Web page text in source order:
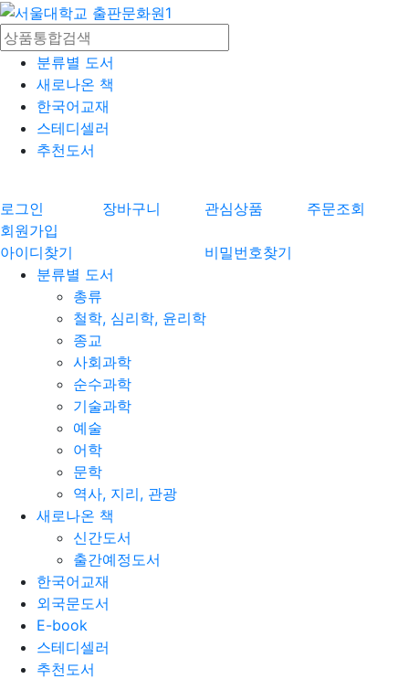
분류별 도서
새로나온 책
한국어교재
스테디셀러
추천도서
로그인 장바구니 관심상품
주문조회
회원가입
아이디찾기
비밀번호찾기
분류별 도서
총류
철학, 심리학, 윤리학
종교
사회과학
순수과학
기술과학
예술
어학
문학
역사, 지리, 관광
새로나온 책
신간도서
출간예정도서
한국어교재
외국문도서
E-book
스테디셀러
추천도서